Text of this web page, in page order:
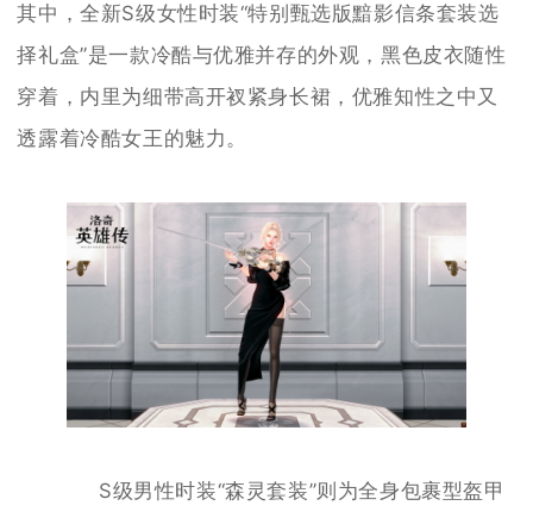
其中，全新S级女性时装“特别甄选版黯影信条套装选
择礼盒”是一款冷酷与优雅并存的外观，黑色皮衣随性
穿着，内里为细带高开衩紧身长裙，优雅知性之中又
透露着冷酷女王的魅力。
S级男性时装“森灵套装”则为全身包裹型盔甲